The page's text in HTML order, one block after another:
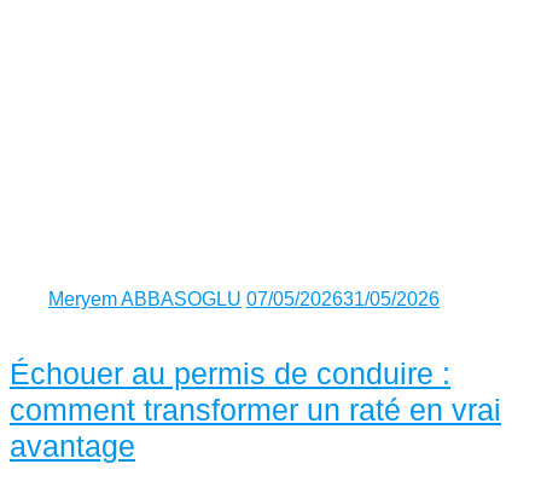
Meryem ABBASOGLU
on
07/05/202631/05/2026
Échouer au permis de conduire :
comment transformer un raté en vrai
avantage